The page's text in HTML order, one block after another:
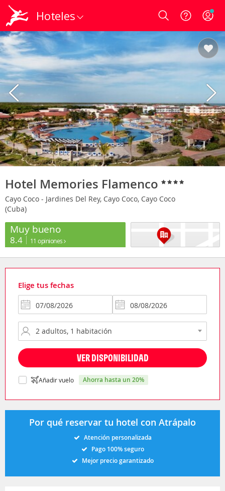
Hoteles Login
Hotel Memories Flamenco
Cayo Coco - Jardines Del Rey, Cayo Coco, Cayo Coco
(Cuba)
Muy bueno
8.4 11 opiniones
Elige tus fechas
VER DISPONIBILIDAD
Añadir vuelo ahorra hasta un 20%
Por qué reservar tu hotel con Atrápalo
Atención personalizada
Pago 100% seguro
Mejor precio garantizado